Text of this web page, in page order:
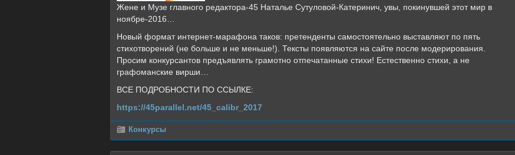
Жене и Музе главного редактора-45 Наталье Сутуловой-Катеринич, увы, покинувшей этот мир в
ноябре-2016…
Новый формат интернет-марафона таков: претенденты самостоятельно выставляют по пять
стихотворений (не больше и не меньше!). Тексты появляются на сайте после модерирования.
Просим конкурсантов предъявлять грамотно отпечатанные стихи! Естественно стихи, а не
графоманские вирши…
ВСЕ ПОДРОБНОСТИ ПО ССЫЛКЕ:
https://45parallel.net/45_calibr_2017
Конкурсы